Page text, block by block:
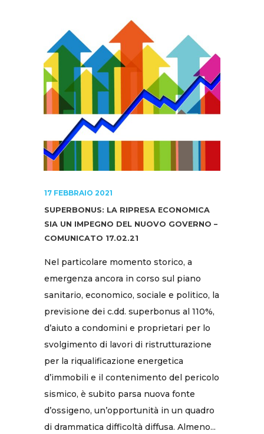
17 FEBBRAIO 2021
SUPERBONUS: LA RIPRESA ECONOMICA
SIA UN IMPEGNO DEL NUOVO GOVERNO –
COMUNICATO 17.02.21
Nel particolare momento storico, a
emergenza ancora in corso sul piano
sanitario, economico, sociale e politico, la
previsione dei c.dd. superbonus al 110%,
d’aiuto a condomini e proprietari per lo
svolgimento di lavori di ristrutturazione
per la riqualificazione energetica
d’immobili e il contenimento del pericolo
sismico, è subito parsa nuova fonte
d’ossigeno, un’opportunità in un quadro
di drammatica difficoltà diffusa. Almeno...